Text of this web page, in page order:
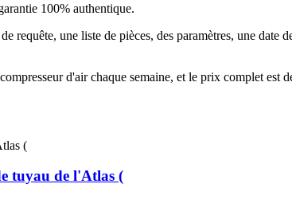
100% authentique.
requête, une liste de pièces, des paramètres, une
d'air chaque semaine, et le prix complet est
tuyau de l'Atlas (